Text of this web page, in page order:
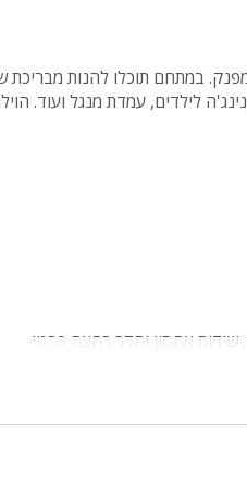
במתחם תוכלו להנות מבריכת